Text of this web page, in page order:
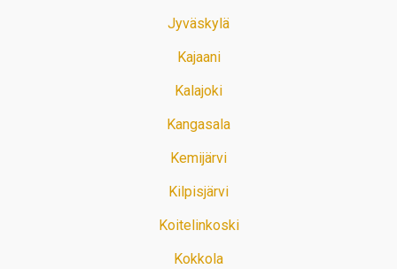
Jyväskylä
Kajaani
Kalajoki
Kangasala
Kemijärvi
Kilpisjärvi
Koitelinkoski
Kokkola